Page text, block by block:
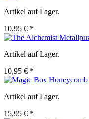
Artikel auf Lager.
10,95 € *
Artikel auf Lager.
10,95 € *
Artikel auf Lager.
15,95 € *